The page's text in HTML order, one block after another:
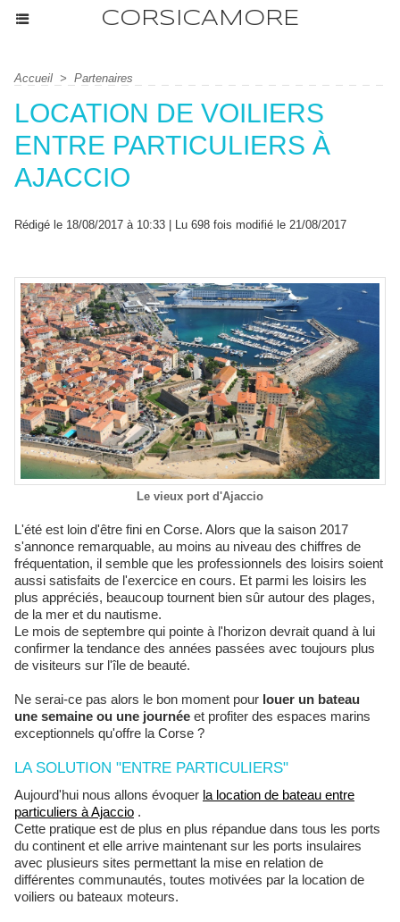
CORSICAMORE
Accueil > Partenaires
LOCATION DE VOILIERS
ENTRE PARTICULIERS À
AJACCIO
Rédigé le 18/08/2017 à 10:33 | Lu 698 fois modifié le 21/08/2017
Le vieux port d'Ajaccio
L'été est loin d'être fini en Corse. Alors que la saison 2017
s'annonce remarquable, au moins au niveau des chiffres de
fréquentation, il semble que les professionnels des loisirs soient
aussi satisfaits de l'exercice en cours. Et parmi les loisirs les
plus appréciés, beaucoup tournent bien sûr autour des plages,
de la mer et du nautisme.
Le mois de septembre qui pointe à l'horizon devrait quand à lui
confirmer la tendance des années passées avec toujours plus
de visiteurs sur l'île de beauté.
Ne serai-ce pas alors le bon moment pour louer un bateau
une semaine ou une journée et profiter des espaces marins
exceptionnels qu'offre la Corse ?
LA SOLUTION "ENTRE PARTICULIERS"
Aujourd'hui nous allons évoquer la location de bateau entre
particuliers à Ajaccio .
Cette pratique est de plus en plus répandue dans tous les ports
du continent et elle arrive maintenant sur les ports insulaires
avec plusieurs sites permettant la mise en relation de
différentes communautés, toutes motivées par la location de
voiliers ou bateaux moteurs.